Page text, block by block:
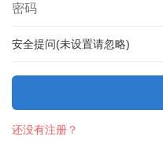
安全提问(未设置请忽略)
还没有注册？